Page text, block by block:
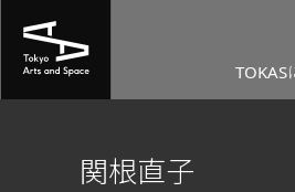
TOKAS
関根直子